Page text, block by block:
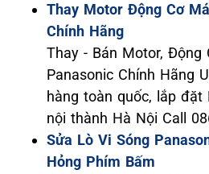
Thay Motor Động Cơ
Chính Hãng
Thay - Bán Motor, Động
Panasonic Chính Hãng
hàng toàn quốc, lắp đặt
nội thành Hà Nội Call
Sửa Lò Vi Sóng
Hỏng Phím Bấm